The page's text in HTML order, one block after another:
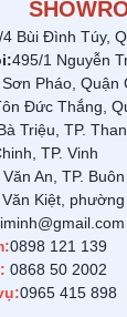
4 Bùi Đình Túy,
495/1 Nguyễn
Pháo, Quận
Đức Thắng,
Triệu, TP.
TP. Vinh
An, TP.
Kiệt,
0898 121 139
0868 50 2002
0965 415 898